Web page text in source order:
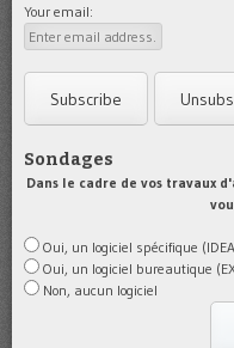
Your email:
Sondages
Dans le cadre de vos travaux
Oui, un logiciel spécifique
Oui, un logiciel bureautique
Non, aucun logiciel